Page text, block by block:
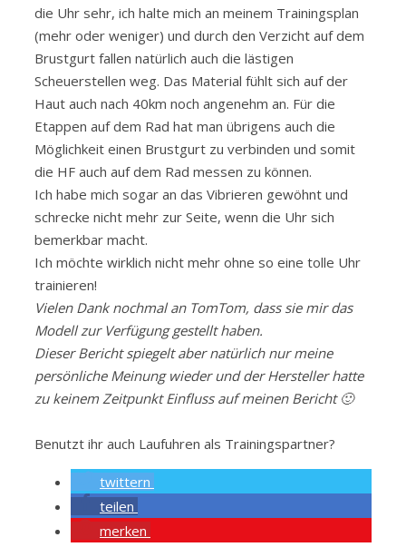
die Uhr sehr, ich halte mich an meinem Trainingsplan
(mehr oder weniger) und durch den Verzicht auf dem
Brustgurt fallen natürlich auch die lästigen
Scheuerstellen weg. Das Material fühlt sich auf der
Haut auch nach 40km noch angenehm an. Für die
Etappen auf dem Rad hat man übrigens auch die
Möglichkeit einen Brustgurt zu verbinden und somit
die HF auch auf dem Rad messen zu können.
Ich habe mich sogar an das Vibrieren gewöhnt und
schrecke nicht mehr zur Seite, wenn die Uhr sich
bemerkbar macht.
Ich möchte wirklich nicht mehr ohne so eine tolle Uhr
trainieren!
Vielen Dank nochmal an TomTom, dass sie mir das
Modell zur Verfügung gestellt haben.
Dieser Bericht spiegelt aber natürlich nur meine
persönliche Meinung wieder und der Hersteller hatte
zu keinem Zeitpunkt Einfluss auf meinen Bericht 🙂
Benutzt ihr auch Laufuhren als Trainingspartner?
twittern
teilen
merken